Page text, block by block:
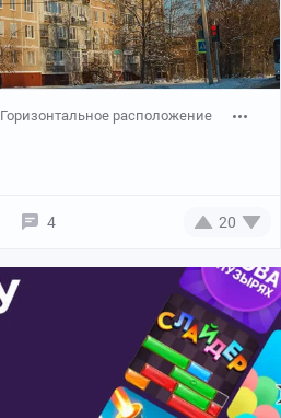
Горизонтальное расположение
4 20